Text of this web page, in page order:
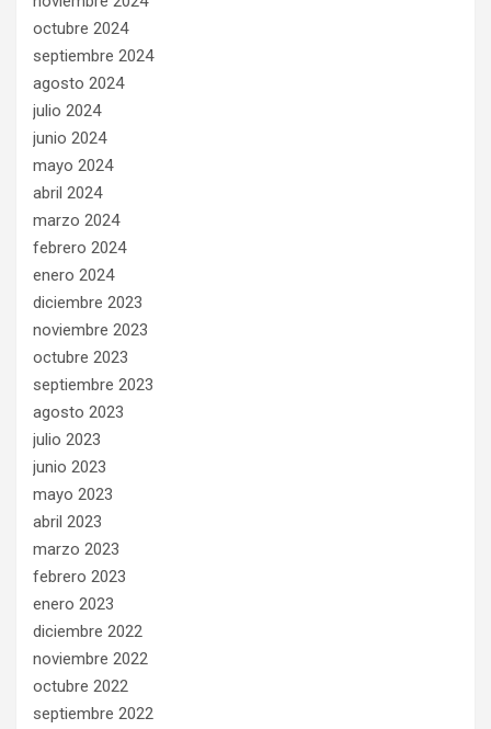
octubre 2024
septiembre 2024
agosto 2024
julio 2024
junio 2024
mayo 2024
abril 2024
marzo 2024
febrero 2024
enero 2024
diciembre 2023
noviembre 2023
octubre 2023
septiembre 2023
agosto 2023
julio 2023
junio 2023
mayo 2023
abril 2023
marzo 2023
febrero 2023
enero 2023
diciembre 2022
noviembre 2022
octubre 2022
septiembre 2022